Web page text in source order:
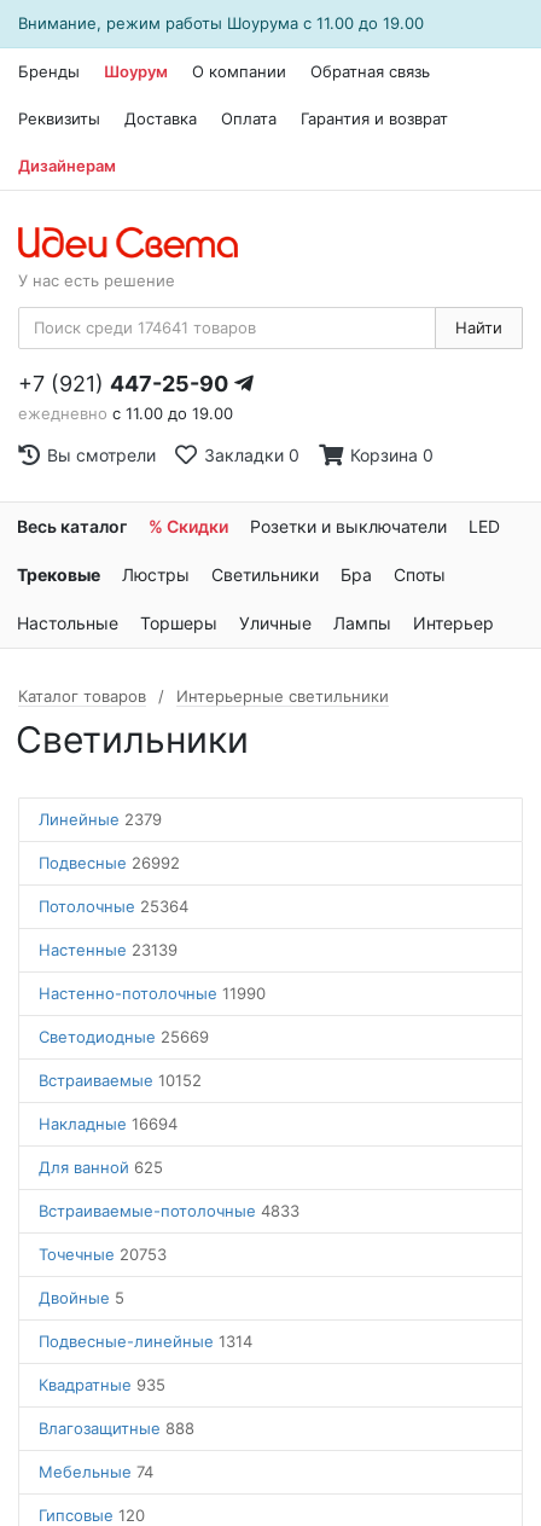
Внимание, режим работы Шоурума с 11.00 до 19.00
Бренды Шоурум О компании Обратная связь
Реквизиты Доставка Оплата Гарантия и возврат
Дизайнерам
У нас есть решение
Найти
+7 (921) 447-25-90
ежедневно с 11.00 до 19.00
Вы смотрели Закладки 0 Корзина 0
Весь каталог % Скидки Розетки и выключатели LED
Трековые Люстры Светильники Бра Споты
Настольные Торшеры Уличные Лампы Интерьер
Каталог товаров Интерьерные светильники
Светильники
Линейные 2379
Подвесные 26992
Потолочные 25364
Настенные 23139
Настенно-потолочные 11990
Светодиодные 25669
Встраиваемые 10152
Накладные 16694
Для ванной 625
Встраиваемые-потолочные 4833
Точечные 20753
Двойные 5
Подвесные-линейные 1314
Квадратные 935
Влагозащитные 888
Мебельные 74
Гипсовые 120